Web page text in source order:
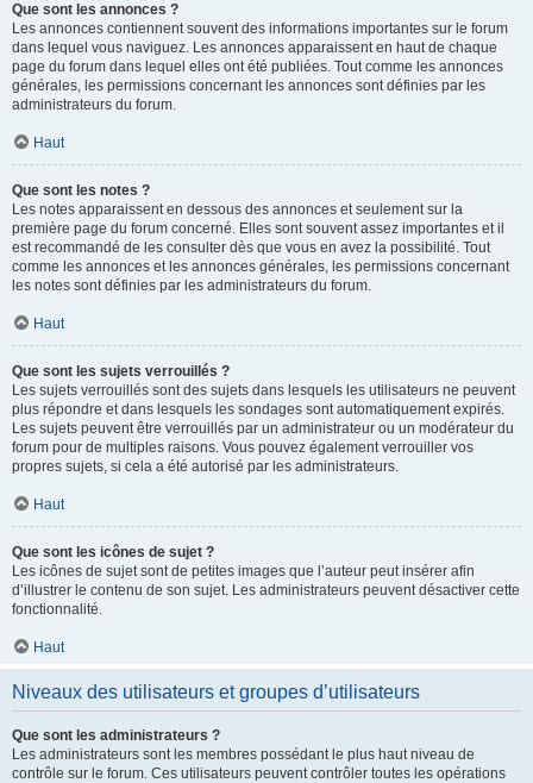
Que sont les annonces ?
Les annonces contiennent souvent des informations importantes sur le forum
dans lequel vous naviguez. Les annonces apparaissent en haut de chaque
page du forum dans lequel elles ont été publiées. Tout comme les annonces
générales, les permissions concernant les annonces sont définies par les
administrateurs du forum.
Haut
Que sont les notes ?
Les notes apparaissent en dessous des annonces et seulement sur la
première page du forum concerné. Elles sont souvent assez importantes et il
est recommandé de les consulter dès que vous en avez la possibilité. Tout
comme les annonces et les annonces générales, les permissions concernant
les notes sont définies par les administrateurs du forum.
Haut
Que sont les sujets verrouillés ?
Les sujets verrouillés sont des sujets dans lesquels les utilisateurs ne peuvent
plus répondre et dans lesquels les sondages sont automatiquement expirés.
Les sujets peuvent être verrouillés par un administrateur ou un modérateur du
forum pour de multiples raisons. Vous pouvez également verrouiller vos
propres sujets, si cela a été autorisé par les administrateurs.
Haut
Que sont les icônes de sujet ?
Les icônes de sujet sont de petites images que l’auteur peut insérer afin
d’illustrer le contenu de son sujet. Les administrateurs peuvent désactiver cette
fonctionnalité.
Haut
Niveaux des utilisateurs et groupes d’utilisateurs
Que sont les administrateurs ?
Les administrateurs sont les membres possédant le plus haut niveau de
contrôle sur le forum. Ces utilisateurs peuvent contrôler toutes les opérations